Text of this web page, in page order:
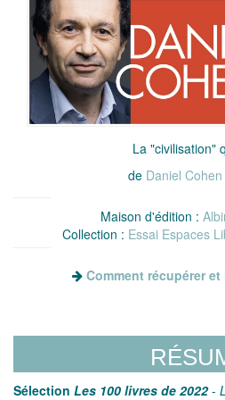
La "civilisation"
de Daniel Cohen
Maison d'édition :
Collection : Essai Espaces
Comment récupérer
Sélection Les 100 livres de 2022-